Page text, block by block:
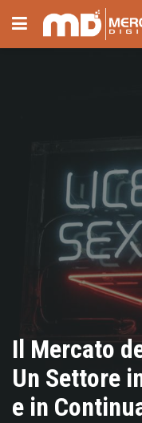
Il Mercato
Un Settore
e in